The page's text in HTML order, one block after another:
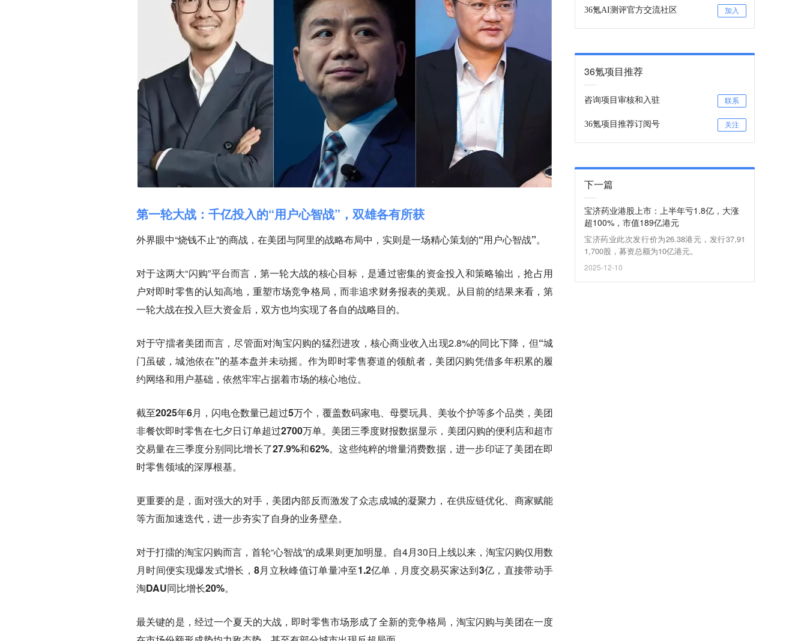
第一轮大战：千亿投入的“用户心智战”，双雄各有所获
外界眼中“烧钱不止”的商战，在美团与阿里的战略布局中，实则是一场精心策划的“用户心智战”。
对于这两大“闪购”平台而言，第一轮大战的核心目标，是通过密集的资金投入和策略输出，抢占用
户对即时零售的认知高地，重塑市场竞争格局，而非追求财务报表的美观。从目前的结果来看，第
一轮大战在投入巨大资金后，双方也均实现了各自的战略目的。
对于守擂者美团而言，尽管面对淘宝闪购的猛烈进攻，核心商业收入出现2.8%的同比下降，但“城
门虽破，城池依在”的基本盘并未动摇。作为即时零售赛道的领航者，美团闪购凭借多年积累的履
约网络和用户基础，依然牢牢占据着市场的核心地位。
截至2025年6月，闪电仓数量已超过5万个 ，覆盖数码家电、母婴玩具、美妆个护等多个品类， 美团
非餐饮即时零售在七夕日订单超过2700万单。美团三季度财报数据显示， 美团闪购的便利店和超市
交易量在三季度分别同比增长了27.9%和62%。‌这些纯粹的增量消费数据，进一步印证了美团在即
时零售领域的深厚根基。
更重要的是，面对强大的对手，美团内部反而激发了众志成城的凝聚力，在供应链优化、商家赋能
等方面加速迭代，进一步夯实了自身的业务壁垒。
对于打擂的淘宝闪购而言，首轮“心智战”的成果则更加明显。自4月30日上线以来，淘宝闪购仅用数
月时间便实现爆发式增长， 8月立秋峰值订单量冲至1.2亿单，月度交易买家达到3亿，直接带动手
淘DAU同比增长20%。
最关键的是，经过一个夏天的大战，即时零售市场形成了全新的竞争格局， 淘宝闪购与美团在一度
36氪AI测评官方交流社区 加入
36氪项目推荐
咨询项目审核和入驻 联系
36氪项目推荐订阅号 关注
下一篇
宝济药业港股上市：上半年亏1.8亿，大涨
超100%，市值189亿港元
宝济药业此次发行价为26.38港元，发行37,91
1,700股，募资总额为10亿港元。
2025-12-10